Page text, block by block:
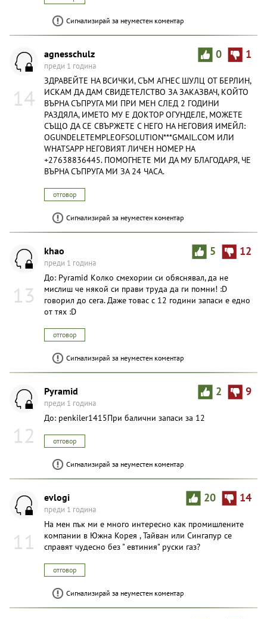
Сигнализирай за неуместен коментар
14
0 1
agnesschulz
преди 1 година
ЗДРАВЕЙТЕ НА ВСИЧКИ, СЪМ АГНЕС ШУЛЦ ОТ БЕРЛИН,
ИСКАМ ДА ДАМ СВИДЕТЕЛСТВО ЗА ЗАКАЗВАЧ, КОЙТО
ВЪРНА СЪПРУГА МИ ПРИ МЕН СЛЕД 2 ГОДИНИ
РАЗДЯЛА, ИМЕТО МУ Е ДОКТОР ОГУНДЕЛЕ, МОЖЕТЕ
СЪЩО ДА СЕ СВЪРЖЕТЕ С НЕГО НА НЕГОВИЯ ИМЕЙЛ:
OGUNDELETEMPLEOFSOLUTION***GMAIL.COM ИЛИ
WHATSAPP НЕГОВИЯТ ЛИЧЕН НОМЕР НА
+27638836445. ПОМОГНЕТЕ МИ ДА МУ БЛАГОДАРЯ, ЧЕ
ВЪРНА СЪПРУГА МИ ЗА 24 ЧАСА.
отговор
Сигнализирай за неуместен коментар
13
5 12
khao
преди 1 година
До: Pyramid Kолко смехории си обяснявал, да не
мислиш че някой си прави труда да ги помни! :D
говорил до сега. Даже товас с 12 години запаси е едно
от тях :D
отговор
Сигнализирай за неуместен коментар
12
2 9
Pyramid
преди 1 година
До: penkiler1415При балични запаси за 12
отговор
Сигнализирай за неуместен коментар
11
20 14
evlogi
преди 1 година
На мен пък ми е много интересно как промишлените
компании в Южна Корея , Тайван или Сингапур се
справят чудесно без " евтиния" руски газ?
отговор
Сигнализирай за неуместен коментар